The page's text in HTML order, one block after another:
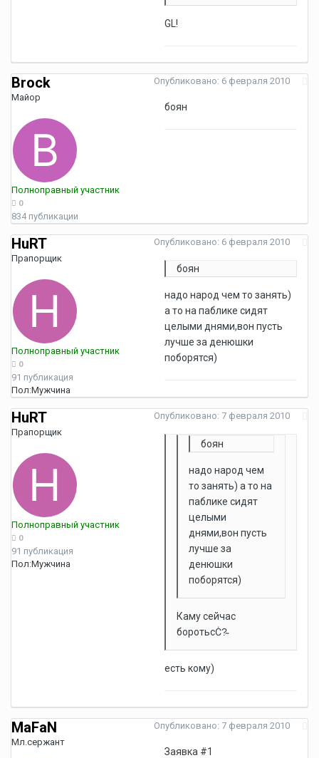
GL!
Brock
Майор
Полноправный участник
0
834 публикации
Опубликовано: 6 февраля 2010
боян
HuRT
Прапорщик
Полноправный участник
0
91 публикация
Пол:Мужчина
Опубликовано: 6 февраля 2010
боян
надо народ чем то занять)
а то на паблике сидят
целыми днями,вон пусть
лучше за денюшки
поборятся)
HuRT
Прапорщик
Полноправный участник
0
91 публикация
Пол:Мужчина
Опубликовано: 7 февраля 2010
боян
надо народ чем
то занять) а то на
паблике сидят
целыми
днями,вон пусть
лучше за
денюшки
поборятся)
Каму сейчас
боротьсĊ?̴
есть кому)
MaFaN
Мл.сержант
Опубликовано: 7 февраля 2010
Заявка #1